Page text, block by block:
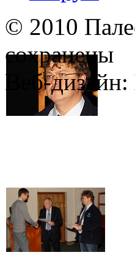
© 2010
сохранены
Веб-дизайн: